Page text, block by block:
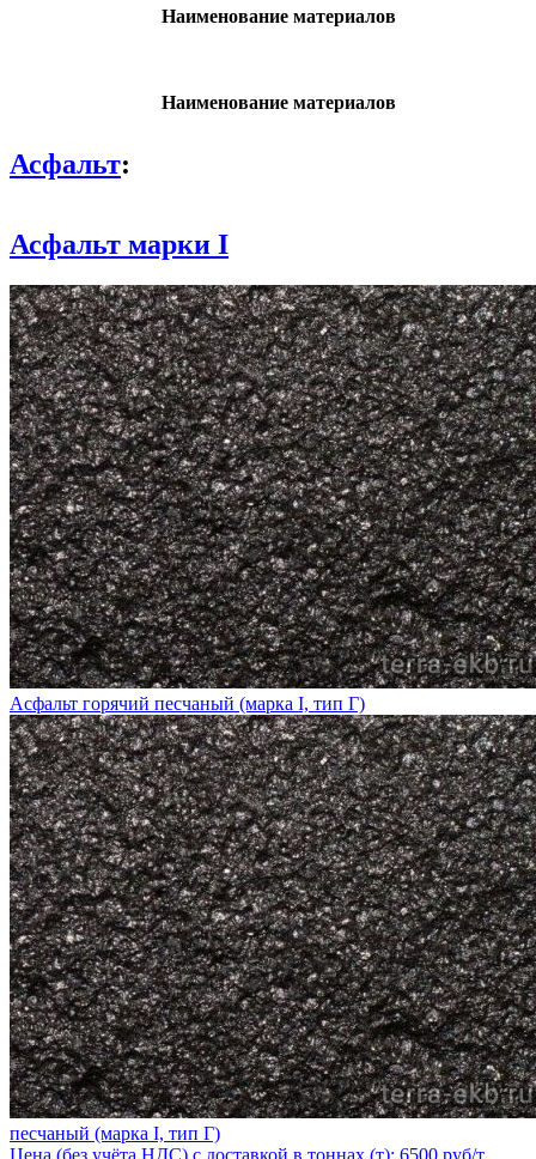
Наименование материалов
Наименование материалов
Асфальт:
Асфальт марки I
Асфальт горячий песчаный (марка I, тип Г)
песчаный (марка I, тип Г)
Цена (без учёта НДС) с доставкой в тоннах (т): 6500 руб/т